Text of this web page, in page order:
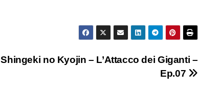
Shingeki no Kyojin – L’Attacco dei Giganti –
Ep.07